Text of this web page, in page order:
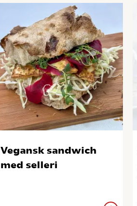
Vegansk sandwich
med selleri